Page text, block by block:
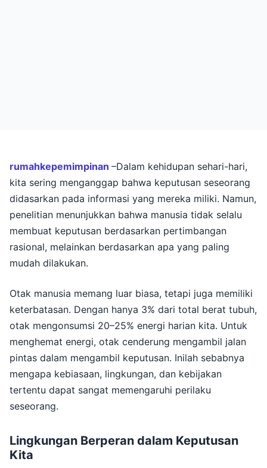
rumahkepemimpinan –Dalam kehidupan sehari-hari,
kita sering menganggap bahwa keputusan seseorang
didasarkan pada informasi yang mereka miliki. Namun,
penelitian menunjukkan bahwa manusia tidak selalu
membuat keputusan berdasarkan pertimbangan
rasional, melainkan berdasarkan apa yang paling
mudah dilakukan.
Otak manusia memang luar biasa, tetapi juga memiliki
keterbatasan. Dengan hanya 3% dari total berat tubuh,
otak mengonsumsi 20–25% energi harian kita. Untuk
menghemat energi, otak cenderung mengambil jalan
pintas dalam mengambil keputusan. Inilah sebabnya
mengapa kebiasaan, lingkungan, dan kebijakan
tertentu dapat sangat memengaruhi perilaku
seseorang.
Lingkungan Berperan dalam Keputusan
Kita